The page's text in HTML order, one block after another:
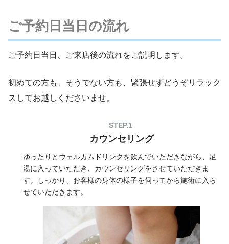
ご予約日当日の流れ
ご予約日当日、ご来店後の流れをご説明します。
初めての方も、そうでない方も、緊張せずどうぞリラック
スしてお越しくださいませ。
カウンセリング
ゆったりとウェルカムドリンクを飲んでいただきながら、足
湯に入っていただき、カウンセリングをさせていただきま
す。しっかり、お客様の身体の様子を伺ってから施術に入ら
せていただきます。